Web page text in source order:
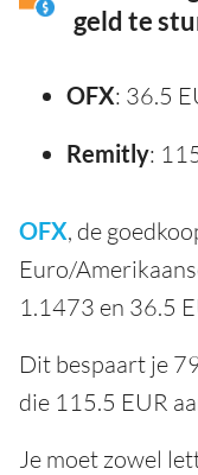
geld te
OFX: 36.5
Remitly:
OFX, de
Euro/
1.1473 en 36.5
Dit bespaart je
die 115.5 EUR
Je moet zowel